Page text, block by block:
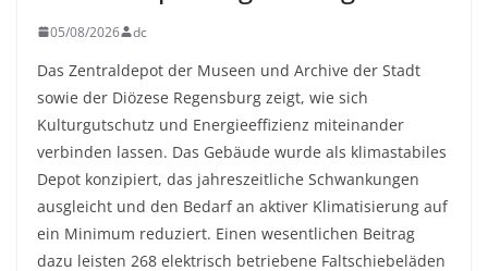
05/08/2026 dc
Das Zentraldepot der Museen und Archive der Stadt
sowie der Diözese Regensburg zeigt, wie sich
Kulturgutschutz und Energieeffizienz miteinander
verbinden lassen. Das Gebäude wurde als klimastabiles
Depot konzipiert, das jahreszeitliche Schwankungen
ausgleicht und den Bedarf an aktiver Klimatisierung auf
ein Minimum reduziert. Einen wesentlichen Beitrag
dazu leisten 268 elektrisch betriebene Faltschiebeläden